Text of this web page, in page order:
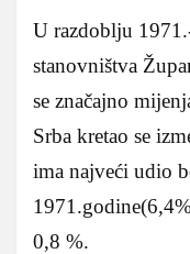
U razdoblju
stanovništva
se značajno
Srba kretao se
ima najveći udio
0,8 %.